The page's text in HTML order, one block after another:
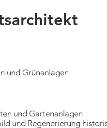
Grünanlagen
Gartenanlagen
Regenerierung